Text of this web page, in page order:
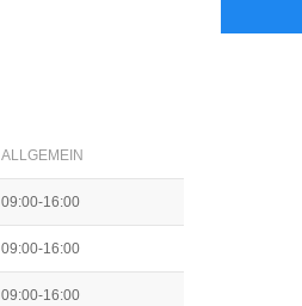
ALLGEMEIN
09:00-16:00
09:00-16:00
09:00-16:00